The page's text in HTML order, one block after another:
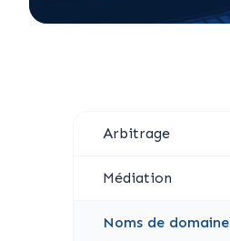
Arbitrage
Médiation
Noms de domaine